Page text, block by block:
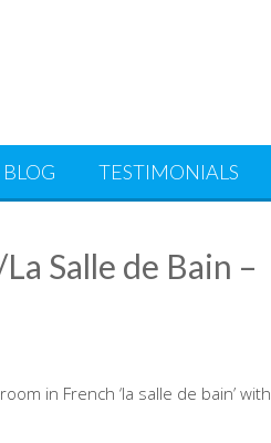
BLOG TESTIMONIALS
Salle de Bain –
in French ‘la salle de bain’ with